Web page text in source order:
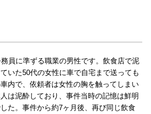
らのお手紙
口コミ評判
員に準ずる職業の男性です。飲食店で泥
いた50代の女性に車で自宅まで送っても
内で、依頼者は女性の胸を触ってしまい
は泥酔しており、事件当時の記憶は鮮明
た。事件から約7ヶ月後、再び同じ飲食